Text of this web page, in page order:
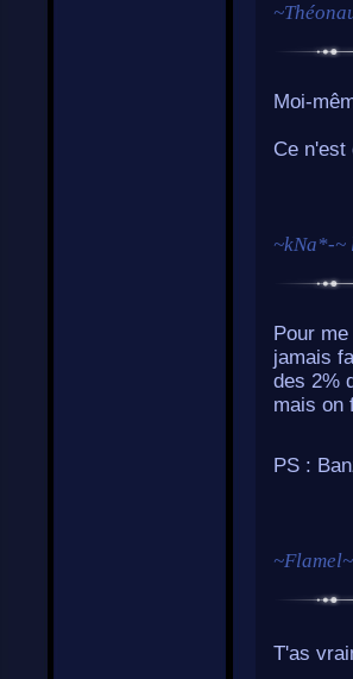
~
Moi-
Ce n'est
~kNa*-~
Pour
jamais
des 2%
mais on
PS :
~Flamel
T'as